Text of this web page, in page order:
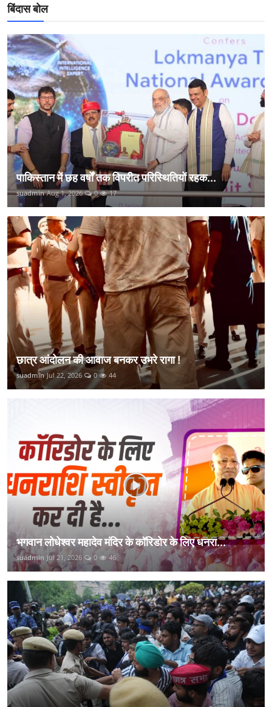
बिंदास बोल
पाकिस्तान में छह वर्षों तक विपरीत परिस्थितियों रहक...
suadmin Aug 1, 2026 0 17
छात्र आंदोलन की आवाज बनकर उभरे रागा !
suadmin Jul 22, 2026 0 44
भगवान लोधेश्वर महादेव मंदिर के कॉरिडोर के लिए धनरा...
suadmin Jul 21, 2026 0 46